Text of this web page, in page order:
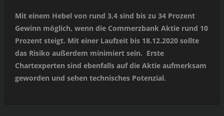
Mit einem Hebel von rund 3,4 sind bis zu 34 Prozent
Gewinn möglich, wenn die Commerzbank Aktie rund 10
Prozent steigt. Mit einer Laufzeit bis 18.12.2020 sollte
das Risiko außerdem minimiert sein. Erste
Chartexperten sind ebenfalls auf die Aktie aufmerksam
geworden und sehen technisches Potenzial.